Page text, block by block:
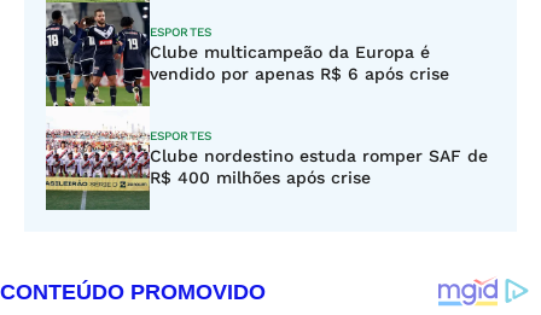
ESPORTES
Clube multicampeão da Europa é
vendido por apenas R$ 6 após crise
ESPORTES
Clube nordestino estuda romper SAF de
R$ 400 milhões após crise